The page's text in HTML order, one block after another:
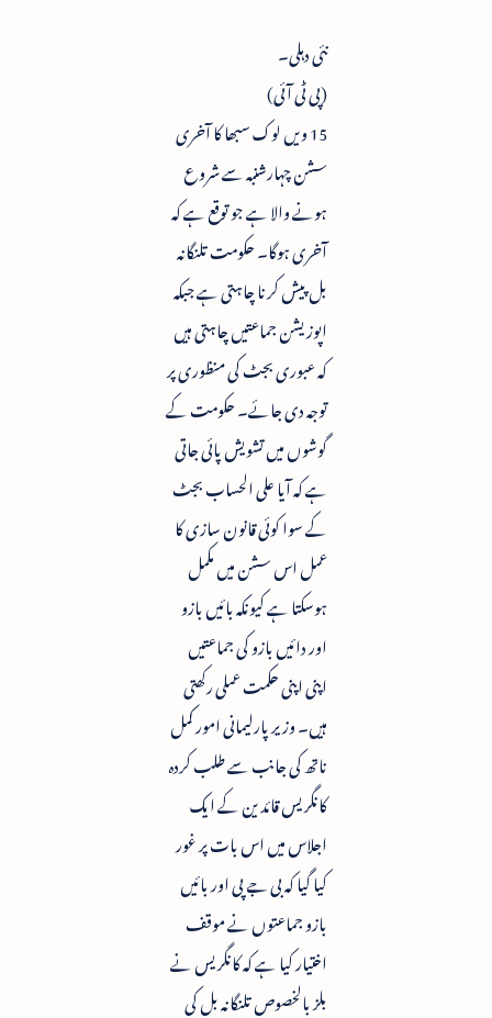
نئی دہلی۔
(پی ٹی آئی)
15 ویں لوک سبھا کا آخری
سشن چہارشنبہ سے شروع
ہونے والا ہے جو توقع ہے کہ
آخری ہوگا۔ حکومت تلنگانہ
بل پیش کرنا چاہتی ہے جبکہ
اپوزیشن جماعتیں چاہتی ہیں
کہ عبوری بجٹ کی منظوری پر
توجہ دی جائے۔ حکومت کے
گوشوں میں تشویش پائی جاتی
ہے کہ آیا علی الحساب بجٹ
کے سوا کوئی قانون سازی کا
عمل اس سشن میں مکمل
ہوسکتا ہے کیونکہ بائیں بازو
اور دائیں بازو کی جماعتیں
اپنی اپنی حکمت عملی رکھتی
ہیں۔ وزیر پارلیمانی امور کمل
ناتھ کی جانب سے طلب کردہ
کانگریس قائدین کے ایک
اجلاس میں اس بات پر غور
کیا گیا کہ بی جے پی اور بائیں
بازو جماعتوں نے موقف
اختیار کیا ہے کہ کانگریس نے
بلز بالخصوص تلنگانہ بل کی